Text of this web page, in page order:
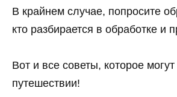
В крайнем случае, попросите
кто разбирается в обработке и
Вот и все советы, которое
путешествии!